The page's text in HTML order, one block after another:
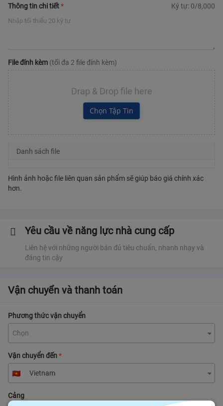
Thông tin chi tiết* Ký tự: 0/8,000
File đính kèm (tối đa 2 file đính kèm)
Drap & Drop file here
Chọn Tập Tin
Danh sách file
Hình ảnh hoặc file liên quan sản phẩm sẽ giúp báo giá chính xác
hơn.
Yêu cầu về năng lực nhà cung cấp
Liên hệ với những người bán đủ tiêu chuẩn, nhanh nhạy và
đáng tin cậy
Vận chuyển và thanh toán
Phương thức vận chuyển
Chọn
Vận chuyển đến*
Vietnam
Cảng